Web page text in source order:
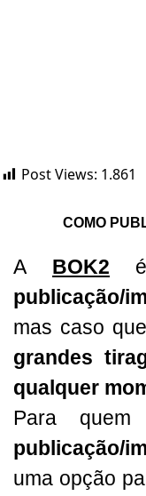
Post Views: 1.861
COMO
A BOK2 é
publicação/
mas caso
grandes
qualquer
Para
publicação/
uma opção